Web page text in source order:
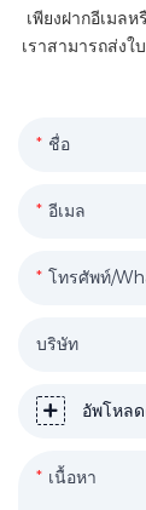
เพียงฝากอีเมล
เราสามารถส่ง
ชื่อ
อีเมล
โทรศัพท์/
บริษัท
อัพโหล
เนื้อหา